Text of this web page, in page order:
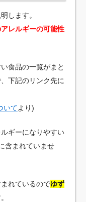
します。
レルギーの可能性
食品の一覧がまと
下記のリンク先に
いてより)
ギーになりやすい
含まれていませ
れているのでゆず